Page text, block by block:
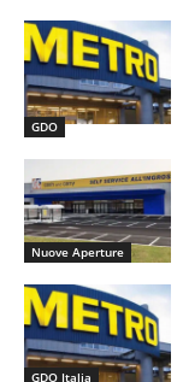
GDO
Nuove Aperture
GDO Italia